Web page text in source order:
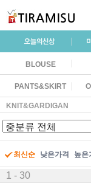
BLOUSE
PANTS&SKIRT
KNIT&GARDIGAN
최신순 낮은가격 높은
1 - 30